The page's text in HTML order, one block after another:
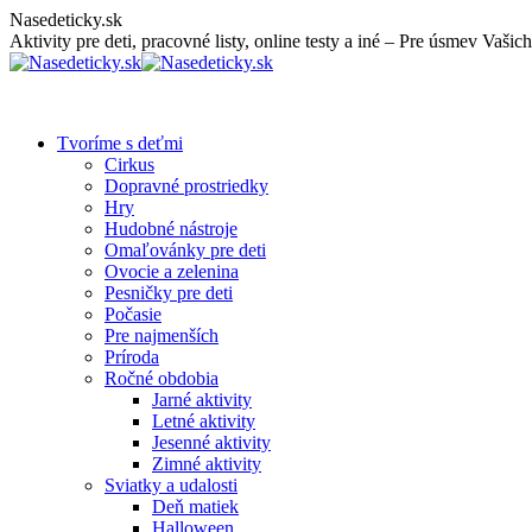
Skip
to
content
Nasedeticky.sk
Aktivity pre deti, pracovné listy, online testy a iné – Pre úsmev
Tvoríme s deťmi
Cirkus
Dopravné prostriedky
Hry
Hudobné nástroje
Omaľovánky pre deti
Ovocie a zelenina
Pesničky pre deti
Počasie
Pre najmenších
Príroda
Ročné obdobia
Jarné aktivity
Letné aktivity
Jesenné aktivity
Zimné aktivity
Sviatky a udalosti
Deň matiek
Halloween